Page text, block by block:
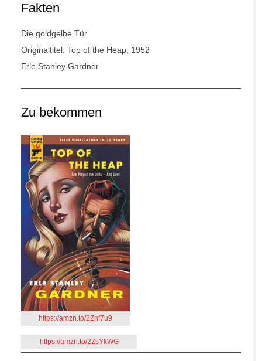
Fakten
Die goldgelbe Tür
Originaltitel: Top of the Heap, 1952
Erle Stanley Gardner
Zu bekommen
https://amzn.to/2Znf7u9
https://amzn.to/2ZsYkWG